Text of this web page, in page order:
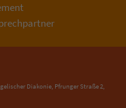
Diakonie, Pfrunger Straße 2,